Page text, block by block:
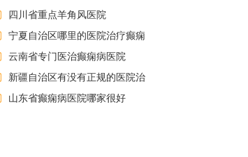
四川省重点羊角风医院
宁夏自治区哪里的医院治疗癫痫
云南省专门医治癫痫病医院
新疆自治区有没有正规的医院治
山东省癫痫病医院哪家很好